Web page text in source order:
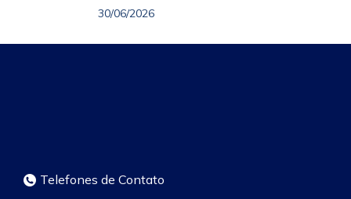
30/06/2026
Telefones de Contato